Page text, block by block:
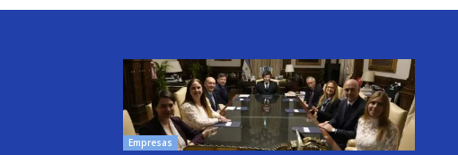
Empresas